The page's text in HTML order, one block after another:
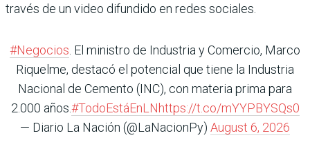
través de un video difundido en redes sociales.
#Negocios . El ministro de Industria y Comercio, Marco
Riquelme, destacó el potencial que tiene la Industria
Nacional de Cemento (INC), con materia prima para
2.000 años.#TodoEstáEnLNhttps://t.co/mYYPBYSQs0
— Diario La Nación (@LaNacionPy) August 6, 2026